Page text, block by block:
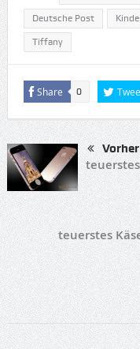
Deutsche Post
Tiffany
Share 0
teuerstes